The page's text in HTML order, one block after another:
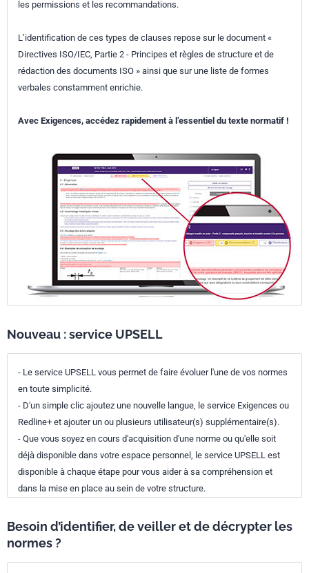
les permissions et les recommandations.
L’identification de ces types de clauses repose sur le document «
Directives ISO/IEC, Partie 2 - Principes et règles de structure et de
rédaction des documents ISO » ainsi que sur une liste de formes
verbales constamment enrichie.
Avec Exigences, accédez rapidement à l’essentiel du texte normatif !
Nouveau : service UPSELL
- Le service UPSELL vous permet de faire évoluer l'une de vos normes
en toute simplicité.
- D'un simple clic ajoutez une nouvelle langue, le service Exigences ou
Redline+ et ajouter un ou plusieurs utilisateur(s) supplémentaire(s).
- Que vous soyez en cours d'acquisition d'une norme ou qu'elle soit
déjà disponible dans votre espace personnel, le service UPSELL est
disponible à chaque étape pour vous aider à sa compréhension et
dans la mise en place au sein de votre structure.
Besoin d’identifier, de veiller et de décrypter les
normes ?